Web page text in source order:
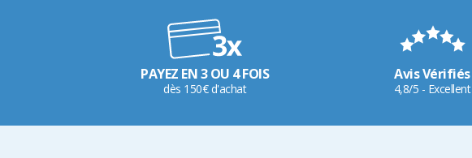
PAYEZ EN 3 OU 4 FOIS
dès 150€ d'achat
Avis Vérifiés
4,8/5 - Excellent